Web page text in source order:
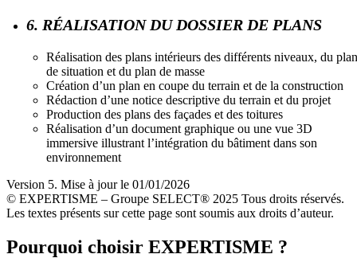
6. RÉALISATION DU DOSSIER DE PLANS
Réalisation des plans intérieurs des différents niveaux, du plan
de situation et du plan de masse
Création d’un plan en coupe du terrain et de la construction
Rédaction d’une notice descriptive du terrain et du projet
Production des plans des façades et des toitures
Réalisation d’un document graphique ou une vue 3D
immersive illustrant l’intégration du bâtiment dans son
environnement
Version 5. Mise à jour le 01/01/2026
© EXPERTISME – Groupe SELECT® 2025 Tous droits réservés.
Les textes présents sur cette page sont soumis aux droits d’auteur.
Pourquoi choisir EXPERTISME ?